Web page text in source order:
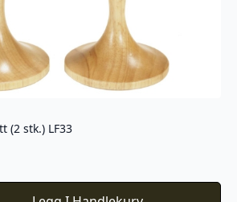
(2 stk.) LF33